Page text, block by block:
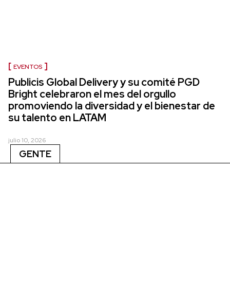
EVENTOS
Publicis Global Delivery y su comité PGD
Bright celebraron el mes del orgullo
promoviendo la diversidad y el bienestar de
su talento en LATAM
julio 10, 2026
GENTE